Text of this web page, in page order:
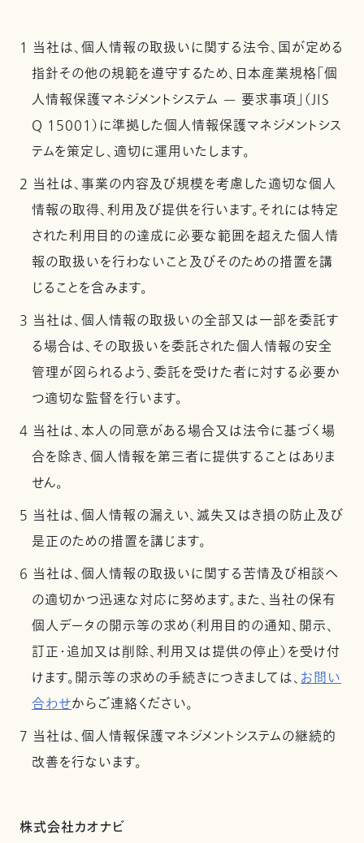
1 当社は、個人情報の取扱いに関する法令、国が定める
指針その他の規範を遵守するため、日本産業規格「個
人情報保護マネジメントシステム — 要求事項」（JIS
Q 15001）に準拠した個人情報保護マネジメントシス
テムを策定し、適切に運用いたします。
2 当社は、事業の内容及び規模を考慮した適切な個人
情報の取得、利用及び提供を行います。それには特定
された利用目的の達成に必要な範囲を超えた個人情
報の取扱いを行わないこと及びそのための措置を講
じることを含みます。
3 当社は、個人情報の取扱いの全部又は一部を委託す
る場合は、その取扱いを委託された個人情報の安全
管理が図られるよう、委託を受けた者に対する必要か
つ適切な監督を行います。
4 当社は、本人の同意がある場合又は法令に基づく場
合を除き、個人情報を第三者に提供することはありま
せん。
5 当社は、個人情報の漏えい、滅失又はき損の防止及び
是正のための措置を講じます。
6 当社は、個人情報の取扱いに関する苦情及び相談へ
の適切かつ迅速な対応に努めます。また、当社の保有
個人データの開示等の求め（利用目的の通知、開示、
訂正・追加又は削除、利用又は提供の停止）を受け付
けます。開示等の求めの手続きにつきましては、お問い
合わせからご連絡ください。
7 当社は、個人情報保護マネジメントシステムの継続的
改善を行ないます。
株式会社カオナビ